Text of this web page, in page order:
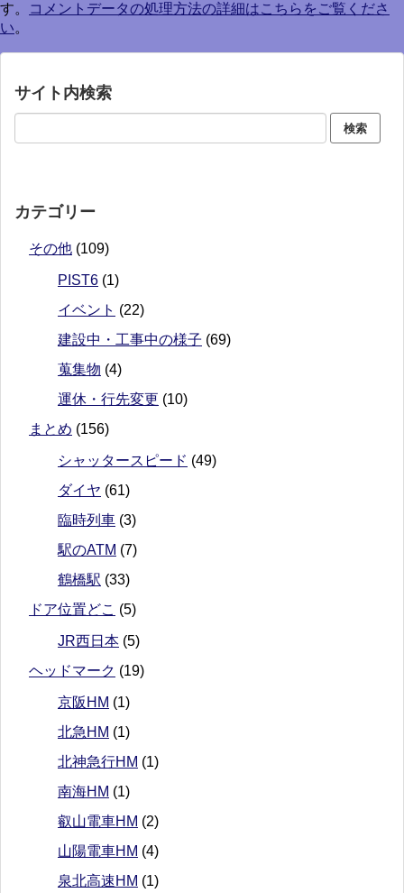
す。
コメントデータの処理方法の詳細はこちらをご覧くださ
い。
サイト内検索
カテゴリー
その他 (109)
PIST6 (1)
イベント (22)
建設中・工事中の様子 (69)
蒐集物 (4)
運休・行先変更 (10)
まとめ (156)
シャッタースピード (49)
ダイヤ (61)
臨時列車 (3)
駅のATM (7)
鶴橋駅 (33)
ドア位置どこ (5)
JR西日本 (5)
ヘッドマーク (19)
京阪HM (1)
北急HM (1)
北神急行HM (1)
南海HM (1)
叡山電車HM (2)
山陽電車HM (4)
泉北高速HM (1)